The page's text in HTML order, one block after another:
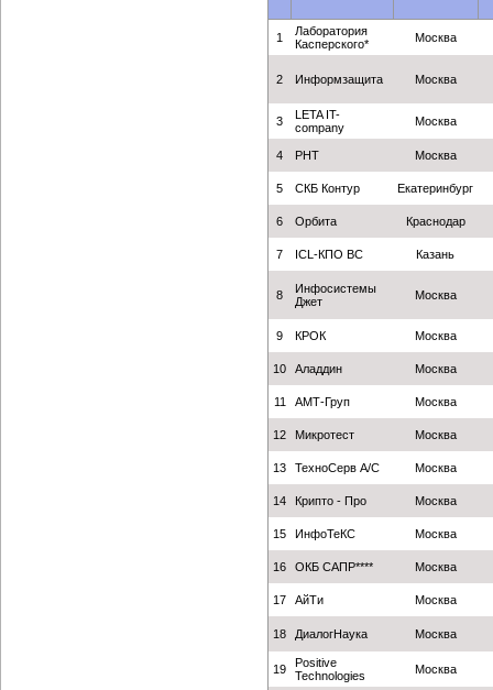
1
Лаборатория
Касперского*
Москва
2 Информзащита Москва
3
LETA IT-
company
Москва
4 РНТ Москва
5 СКБ Контур Екатеринбург
6 Орбита Краснодар
7 ICL-КПО ВС Казань
8
Инфосистемы
Джет
Москва
9 КРОК Москва
10 Аладдин Москва
11 АМТ-Груп Москва
12 Микротест Москва
13 ТехноСерв А/С Москва
14 Крипто - Про Москва
15 ИнфоТеКС Москва
16 ОКБ САПР**** Москва
17 АйТи Москва
18 ДиалогНаука Москва
19
Positive
Technologies
Москва